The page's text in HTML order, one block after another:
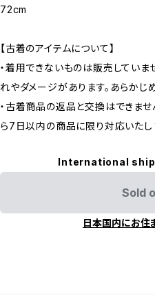
72cm
【古着のアイテムについて】
・着用できないものは販売していま
れやダメージがあります。あらかじ
・古着商品の返品と交換はできま
ら7日以内の商品に限り対応いたし
International
Sold
日本国内にお住